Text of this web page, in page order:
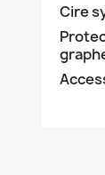
Cire